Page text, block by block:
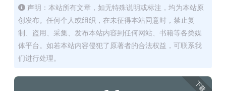
声明：本站所有文章，如无特殊说明或标注，均为本站原
创发布。任何个人或组织，在未征得本站同意时，禁止复
制、盗用、采集、发布本站内容到任何网站、书籍等各类媒
体平台。如若本站内容侵犯了原著者的合法权益，可联系我
们进行处理。
下载